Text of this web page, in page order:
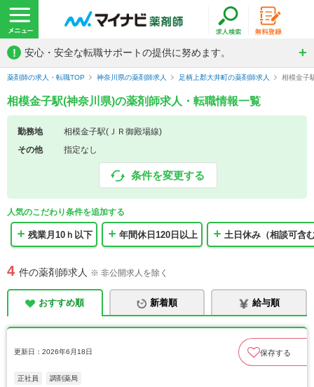
! 安心・安全な転職サポートの提供に努めます。
薬剤師の求人・転職TOP 神奈川県の薬剤師求人 足柄上郡大井町の薬剤師求人 相模金子
相模金子駅(神奈川県)の薬剤師求人・転職情報一覧
勤務地
相模金子駅(ＪＲ御殿場線)
その他
指定なし
条件を変更する
人気のこだわり条件を追加する
残業月10ｈ以下 年間休日120日以上 土日休み（相談可含
4 件の薬剤師求人 ※ 非公開求人を除く
おすすめ順 新着順 給与順
更新日：2026年6月18日 保存する
正社員 調剤薬局